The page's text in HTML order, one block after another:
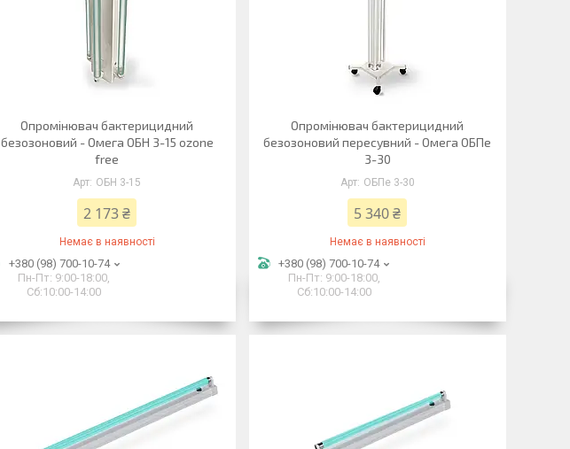
Опромінювач бактерицидний
безозоновий - Омега ОБН 3-15 ozone
free
ОБН 3-15
2 173 ₴
Немає в наявності
+380 (98) 700-10-74
Пн-Пт: 9:00-18:00,
Сб:10:00-14:00
Опромінювач бактерицидний
безозоновий пересувний - Омега ОБПе
3-30
ОБПе 3-30
5 340 ₴
Немає в наявності
+380 (98) 700-10-74
Пн-Пт: 9:00-18:00,
Сб:10:00-14:00